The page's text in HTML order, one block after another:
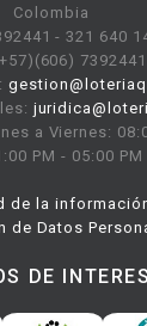
Colombia
- 321 640
7392441
a Viernes:
PM - 05:00 PM
de la
de Datos
DE INTERES